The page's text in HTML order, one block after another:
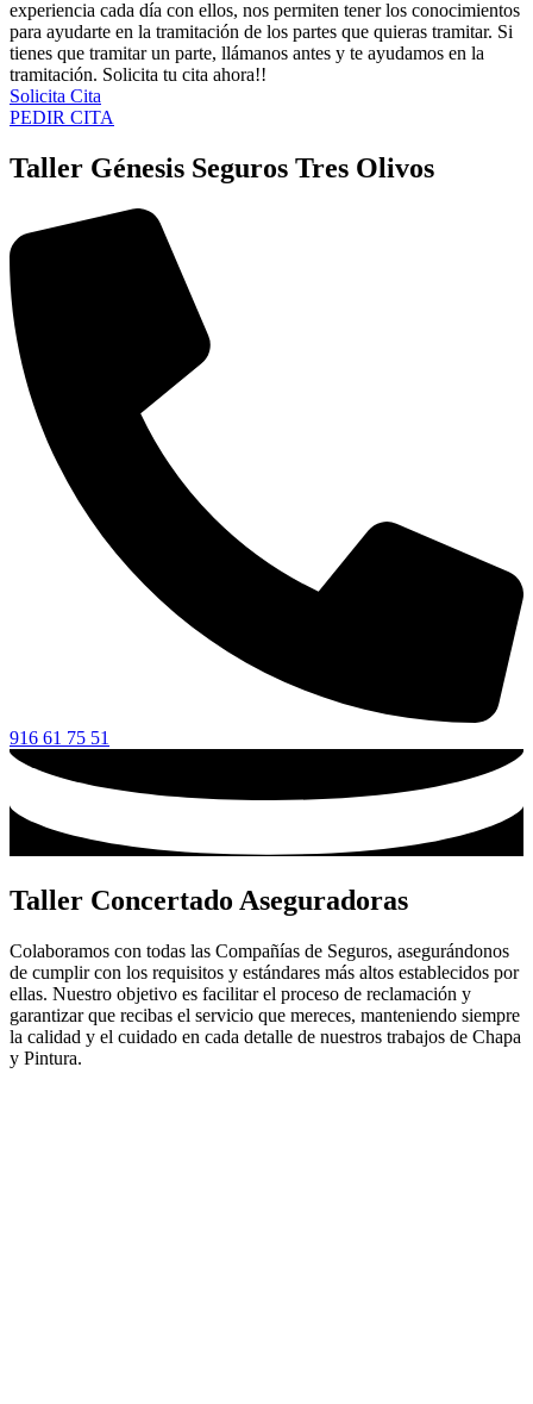
experiencia cada día con ellos, nos permiten tener los conocimientos
para ayudarte en la tramitación de los partes que quieras tramitar. Si
tienes que tramitar un parte, llámanos antes y te ayudamos en la
tramitación. Solicita tu cita ahora!!
Solicita Cita
PEDIR CITA
Taller Génesis Seguros Tres Olivos
916 61 75 51
Taller Concertado Aseguradoras
Colaboramos con todas las Compañías de Seguros, asegurándonos
de cumplir con los requisitos y estándares más altos establecidos por
ellas. Nuestro objetivo es facilitar el proceso de reclamación y
garantizar que recibas el servicio que mereces, manteniendo siempre
la calidad y el cuidado en cada detalle de nuestros trabajos de Chapa
y Pintura.